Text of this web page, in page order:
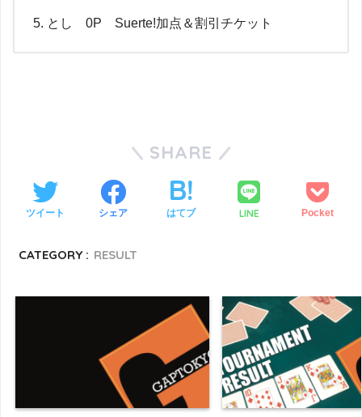
とし 0P Suerte!加点＆割引チケット
SHARE
ツイート シェア はてブ LINE Pocket
CATEGORY : RESULT